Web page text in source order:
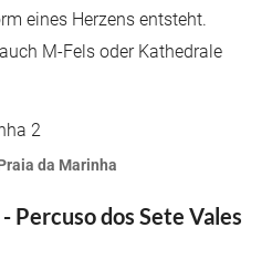
eines Herzens entsteht.
M-Fels oder Kathedrale
da Marinha
Percuso dos Sete Vales